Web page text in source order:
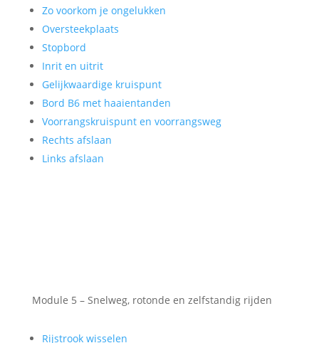
Zo voorkom je ongelukken
Oversteekplaats
Stopbord
Inrit en uitrit
Gelijkwaardige kruispunt
Bord B6 met haaientanden
Voorrangskruispunt en voorrangsweg
Rechts afslaan
Links afslaan
Module 5 – Snelweg, rotonde en zelfstandig rijden
Rijstrook wisselen